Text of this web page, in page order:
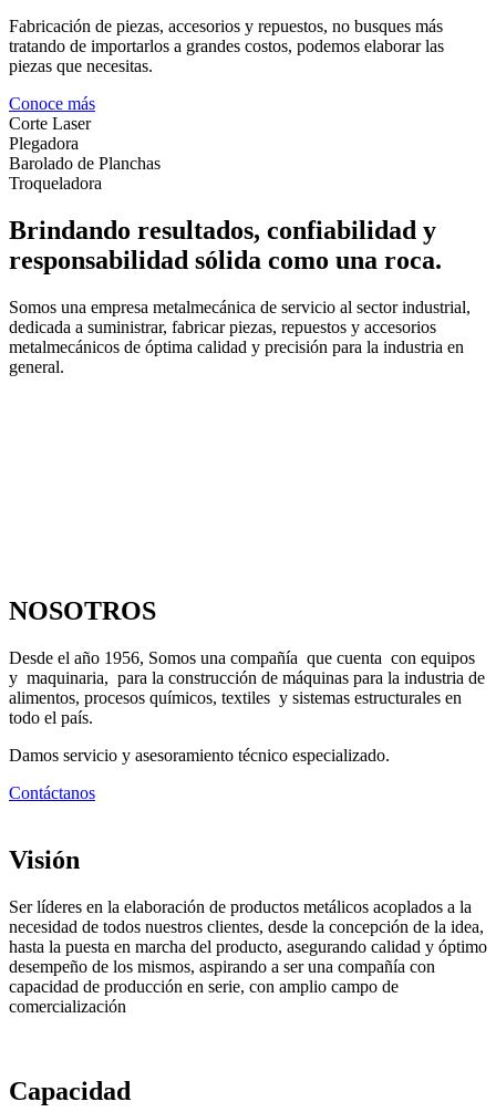
Fabricación de piezas, accesorios y repuestos, no busques más
tratando de importarlos a grandes costos, podemos elaborar las
piezas que necesitas.
Conoce más
Corte Laser
Plegadora
Barolado de Planchas
Troqueladora
Brindando resultados, confiabilidad y
responsabilidad sólida como una roca.
Somos una empresa metalmecánica de servicio al sector industrial,
dedicada a suministrar, fabricar piezas, repuestos y accesorios
metalmecánicos de óptima calidad y precisión para la industria en
general.
NOSOTROS
Desde el año 1956, Somos una compañía que cuenta con equipos
y maquinaria, para la construcción de máquinas para la industria de
alimentos, procesos químicos, textiles y sistemas estructurales en
todo el país.
Damos servicio y asesoramiento técnico especializado.
Contáctanos
Visión
Ser líderes en la elaboración de productos metálicos acoplados a la
necesidad de todos nuestros clientes, desde la concepción de la idea,
hasta la puesta en marcha del producto, asegurando calidad y óptimo
desempeño de los mismos, aspirando a ser una compañía con
capacidad de producción en serie, con amplio campo de
comercialización
Capacidad